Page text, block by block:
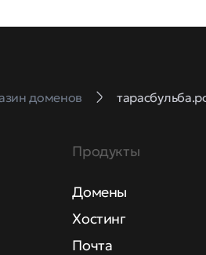
доменов
Продукты
Домены
Хостинг
Почта